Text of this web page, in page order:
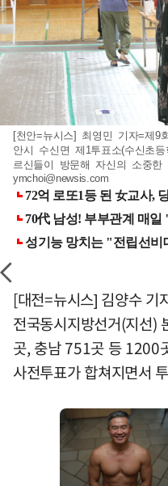
[천안=뉴시스] 최영민 기자=제9
안시 수신면 제1투표소(수신초
르신들이 방문해 자신의 소중
ymchoi@newsis.com
[대전=뉴시스] 김양수 기
전국동시지방선거(지선)
곳, 충남 751곳 등 1200
사전투표가 합쳐지면서